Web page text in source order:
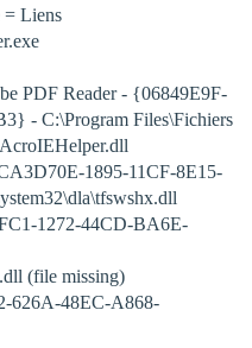
= Liens
PDF Reader - {06849E9F-
- C:\Program Files\Fichiers
1895-11CF-8E15-
1272-44CD-BA6E-
(file missing)
626A-48EC-A868-